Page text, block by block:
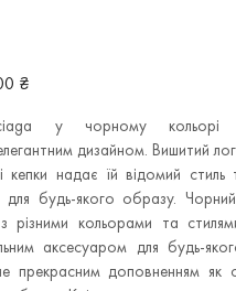
₴
у чорному кольорі
дизайном. Вишитий
кепки надає їй відомий стиль
будь-якого образу.
з різними кольорами та
аксесуаром для будь-
прекрасним доповненням як